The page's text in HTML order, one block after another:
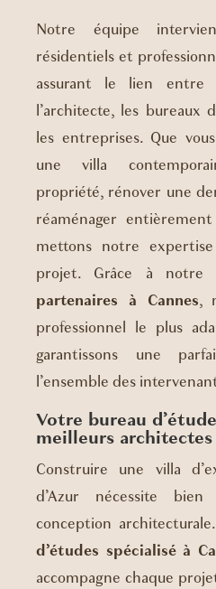
Notre équipe
résidentiels et
assurant le lien entre
l’architecte, les bureaux
les entreprises. Que
une villa
propriété, rénover une
réaménager
mettons notre
projet. Grâce à notre
partenaires à Cannes,
professionnel le plus
garantissons une
l’ensemble des
Votre bureau
meilleurs architectes
Construire une villa
d’Azur nécessite
conception
d’études spécialisé à
accompagne chaque